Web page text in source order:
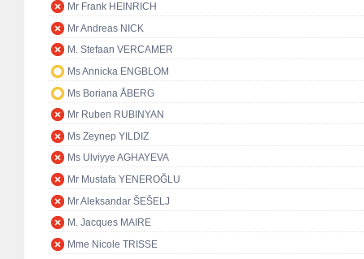
Mr Frank HEINRICH
Mr Andreas NICK
M. Stefaan VERCAMER
Ms Annicka ENGBLOM
Ms Boriana ÅBERG
Mr Ruben RUBINYAN
Ms Zeynep YILDIZ
Ms Ulviyye AGHAYEVA
Mr Mustafa YENEROĞLU
Mr Aleksandar ŠEŠELJ
M. Jacques MAIRE
Mme Nicole TRISSE